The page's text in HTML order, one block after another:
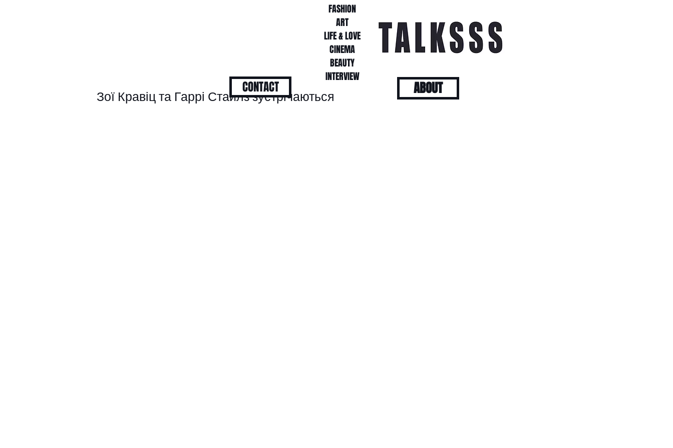
FASHION
ART
LIFE & LOVE
CINEMA
BEAUTY
INTERVIEW
Зої Кравіц та Гаррі Стайлз зустрічаються
CONTACT ABOUT
FASHION
ART
LIFE & LOVE
CINEMA
BEAUTY
INTERVIEW